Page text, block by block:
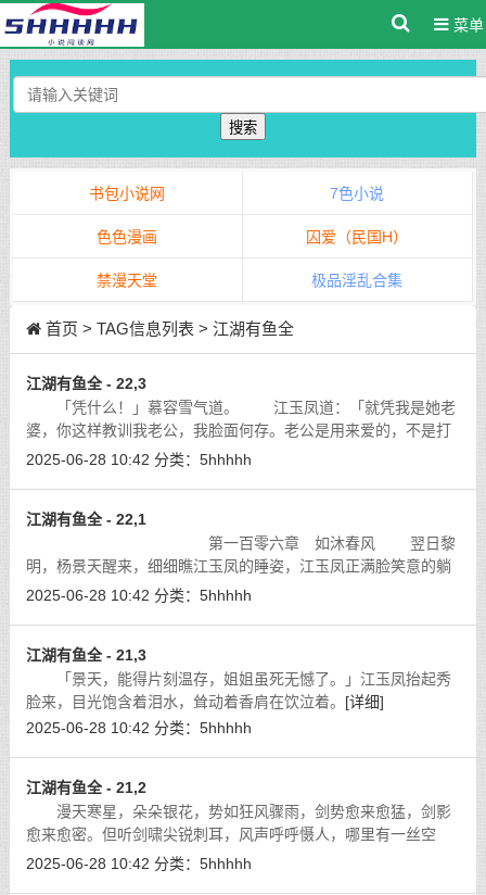
菜单
搜索
书包小说网 7色小说
色色漫画 囚爱（民国H）
禁漫天堂 极品淫乱合集
首页 > TAG信息列表 > 江湖有鱼全
江湖有鱼全 - 22,3
「凭什么！」慕容雪气道。 江玉凤道：「就凭我是她老
婆，你这样教训我老公，我脸面何存。老公是用来爱的，不是打
的。」[详细]
2025-06-28 10:42 分类： 5hhhhh
江湖有鱼全 - 22,1
第一百零六章 如沐春风 翌日黎
明，杨景天醒来，细细瞧江玉凤的睡姿，江玉凤正满脸笑意的躺
在自己怀中，胸前双峰依然雪白坚挺，弹力十足的随着江玉凤的
2025-06-28 10:42 分类： 5hhhhh
江湖有鱼全 - 21,3
「景天，能得片刻温存，姐姐虽死无憾了。」江玉凤抬起秀
脸来，目光饱含着泪水，耸动着香肩在饮泣着。 [详细]
2025-06-28 10:42 分类： 5hhhhh
江湖有鱼全 - 21,2
漫天寒星，朵朵银花，势如狂风骤雨，剑势愈来愈猛，剑影
愈来愈密。但听剑啸尖锐刺耳，风声呼呼慑人，哪里有一丝空
隙。[详细]
2025-06-28 10:42 分类： 5hhhhh